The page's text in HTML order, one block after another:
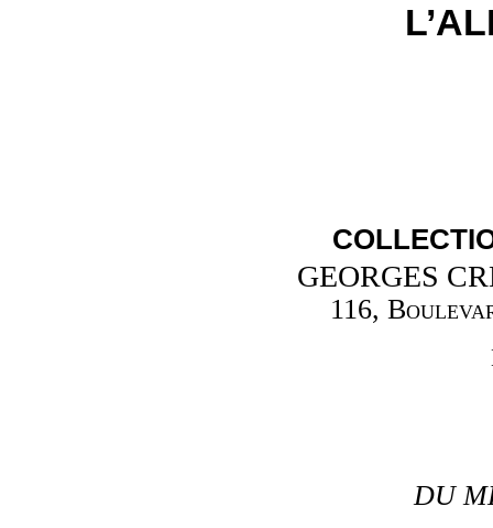
GEORGES
116,
DU